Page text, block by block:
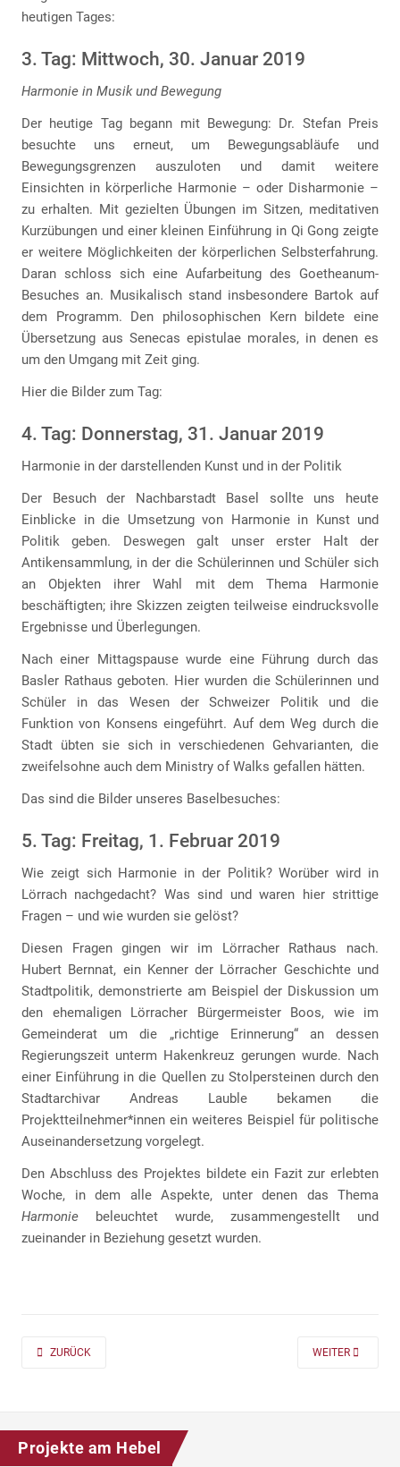
heutigen Tages:
3. Tag: Mittwoch, 30. Januar 2019
Harmonie in Musik und Bewegung
Der heutige Tag begann mit Bewegung: Dr. Stefan Preis
besuchte uns erneut, um Bewegungsabläufe und
Bewegungsgrenzen auszuloten und damit weitere
Einsichten in körperliche Harmonie – oder Disharmonie –
zu erhalten. Mit gezielten Übungen im Sitzen, meditativen
Kurzübungen und einer kleinen Einführung in Qi Gong zeigte
er weitere Möglichkeiten der körperlichen Selbsterfahrung.
Daran schloss sich eine Aufarbeitung des Goetheanum-
Besuches an. Musikalisch stand insbesondere Bartok auf
dem Programm. Den philosophischen Kern bildete eine
Übersetzung aus Senecas epistulae morales, in denen es
um den Umgang mit Zeit ging.
Hier die Bilder zum Tag:
4. Tag: Donnerstag, 31. Januar 2019
Harmonie in der darstellenden Kunst und in der Politik
Der Besuch der Nachbarstadt Basel sollte uns heute
Einblicke in die Umsetzung von Harmonie in Kunst und
Politik geben. Deswegen galt unser erster Halt der
Antikensammlung, in der die Schülerinnen und Schüler sich
an Objekten ihrer Wahl mit dem Thema Harmonie
beschäftigten; ihre Skizzen zeigten teilweise eindrucksvolle
Ergebnisse und Überlegungen.
Nach einer Mittagspause wurde eine Führung durch das
Basler Rathaus geboten. Hier wurden die Schülerinnen und
Schüler in das Wesen der Schweizer Politik und die
Funktion von Konsens eingeführt. Auf dem Weg durch die
Stadt übten sie sich in verschiedenen Gehvarianten, die
zweifelsohne auch dem Ministry of Walks gefallen hätten.
Das sind die Bilder unseres Baselbesuches:
5. Tag: Freitag, 1. Februar 2019
Wie zeigt sich Harmonie in der Politik? Worüber wird in
Lörrach nachgedacht? Was sind und waren hier strittige
Fragen – und wie wurden sie gelöst?
Diesen Fragen gingen wir im Lörracher Rathaus nach.
Hubert Bernnat, ein Kenner der Lörracher Geschichte und
Stadtpolitik, demonstrierte am Beispiel der Diskussion um
den ehemaligen Lörracher Bürgermeister Boos, wie im
Gemeinderat um die „richtige Erinnerung“ an dessen
Regierungszeit unterm Hakenkreuz gerungen wurde. Nach
einer Einführung in die Quellen zu Stolpersteinen durch den
Stadtarchivar Andreas Lauble bekamen die
Projektteilnehmer*innen ein weiteres Beispiel für politische
Auseinandersetzung vorgelegt.
Den Abschluss des Projektes bildete ein Fazit zur erlebten
Woche, in dem alle Aspekte, unter denen das Thema
Harmonie beleuchtet wurde, zusammengestellt und
zueinander in Beziehung gesetzt wurden.
PREVIOUS ARTICLE: AD FONTES 2019/20 „MASS“ FÜR DIE KLASSEN 7
ZURÜCK NEXT ARTICLE:
WEITER
Projekte am Hebel